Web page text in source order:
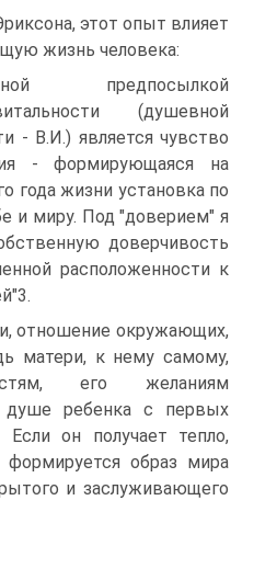
этот опыт влияет
жизнь человека:
предпосылкой
(душевной
- В.И.) является чувство
- формирующаяся на
года жизни установка по
и миру. Под "доверием" я
доверчивость
расположенности к
отношение окружающих,
матери, к нему самому,
его желаниям
душе ребенка с первых
он получает тепло,
формируется образ мира
и заслуживающего